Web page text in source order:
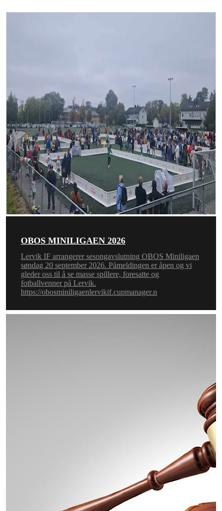
OBOS MINILIGAEN 2026
Lervik IF arrangerer sesongavslutning OBOS Miniligaen
søndag 20 september 2026. Påmeldingen er åpen og vi
gleder oss til å se masse spillere, foresatte og
fotballvenner på Lervik.
https://obosminiligaenlervikif.cupmanager.n